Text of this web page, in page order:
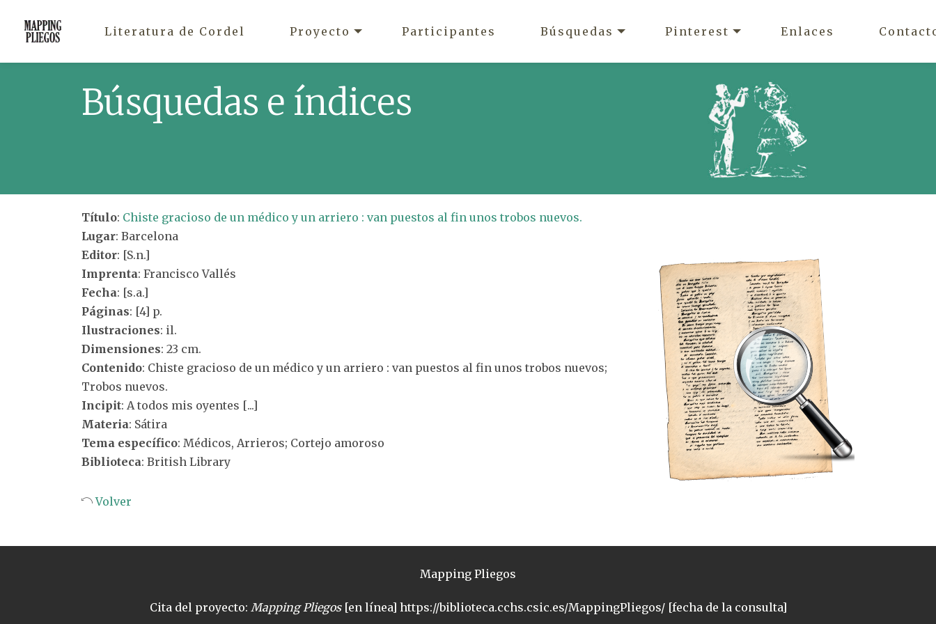
Literatura de Cordel Proyecto Participantes Búsquedas Pinterest Enlaces
Búsquedas e índices
Título: Chiste gracioso de un médico y un arriero : van puestos al fin unos trobos nuevos.
Lugar: Barcelona
Editor: [S.n.]
Imprenta: Francisco Vallés
Fecha: [s.a.]
Páginas: [4] p.
Ilustraciones: il.
Dimensiones: 23 cm.
Contenido: Chiste gracioso de un médico y un arriero : van puestos al fin unos trobos nuevos;
Trobos nuevos.
Incipit: A todos mis oyentes [...]
Materia: Sátira
Tema específico: Médicos, Arrieros; Cortejo amoroso
Biblioteca: British Library
Volver
Mapping Pliegos
Cita del proyecto: Mapping Pliegos[en línea] https://biblioteca.cchs.csic.es/MappingPliegos/ [fecha de la consulta]